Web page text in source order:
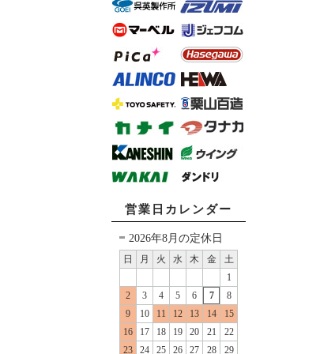
営業日カレンダー
2026年8月の定休日
日 月 火 水 木 金
土
1
2
3 4 5 6 7
8
9
10 11 12 13 14
15
16
17 18 19 20 21
22
23
24 25 26 27 28 29